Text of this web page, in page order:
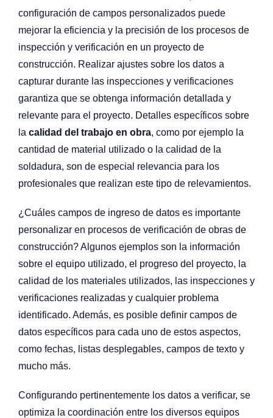
configuración de campos personalizados puede
mejorar la eficiencia y la precisión de los procesos de
inspección y verificación en un proyecto de
construcción. Realizar ajustes sobre los datos a
capturar durante las inspecciones y verificaciones
garantiza que se obtenga información detallada y
relevante para el proyecto. Detalles específicos sobre
la calidad del trabajo en obra, como por ejemplo la
cantidad de material utilizado o la calidad de la
soldadura, son de especial relevancia para los
profesionales que realizan este tipo de relevamientos.
¿Cuáles campos de ingreso de datos es importante
personalizar en procesos de verificación de obras de
construcción? Algunos ejemplos son la información
sobre el equipo utilizado, el progreso del proyecto, la
calidad de los materiales utilizados, las inspecciones y
verificaciones realizadas y cualquier problema
identificado. Además, es posible definir campos de
datos específicos para cada uno de estos aspectos,
como fechas, listas desplegables, campos de texto y
mucho más.
Configurando pertinentemente los datos a verificar, se
optimiza la coordinación entre los diversos equipos